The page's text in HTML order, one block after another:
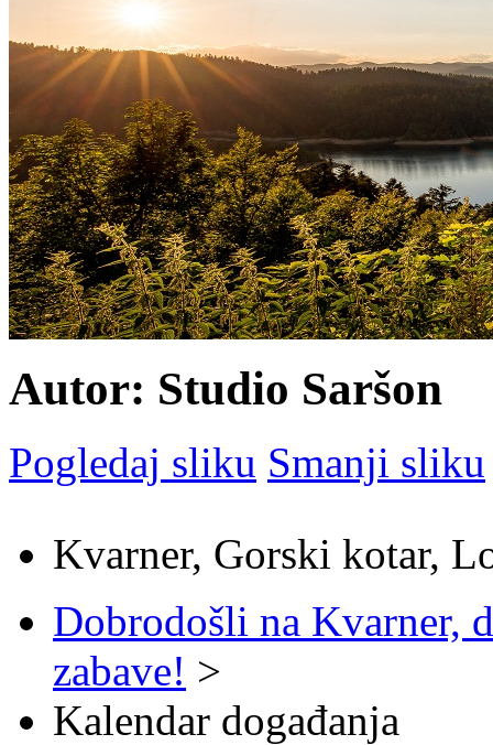
Autor: Studio Saršon
Pogledaj sliku Smanji sliku
Kvarner, Gorski kotar,
Dobrodošli na Kvarner,
zabave! >
Kalendar događanja